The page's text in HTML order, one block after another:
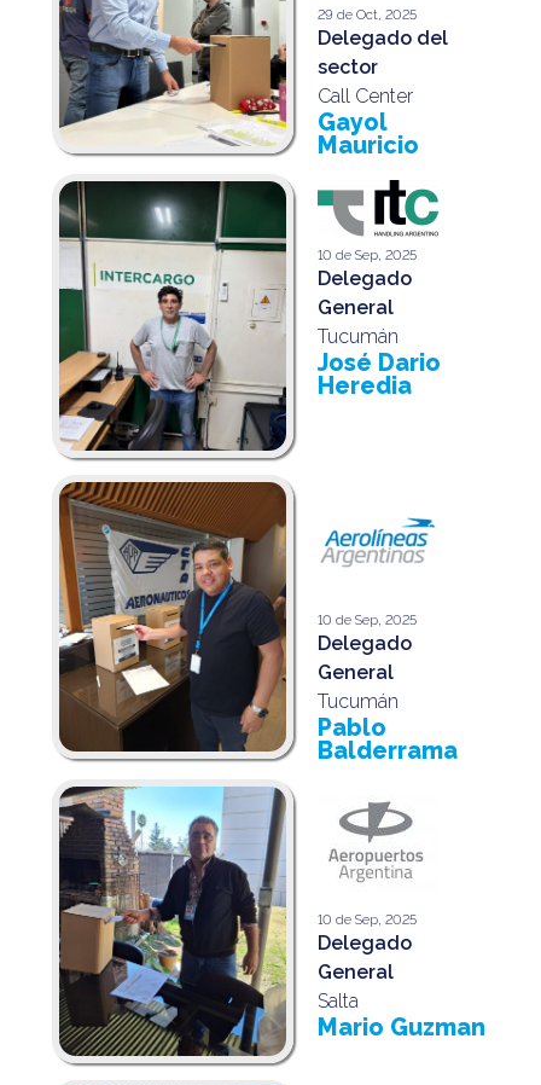
29 de Oct, 2025
Delegado del
sector
Call Center
Gayol
Mauricio
10 de Sep, 2025
Delegado
General
Tucumán
José Dario
Heredia
10 de Sep, 2025
Delegado
General
Tucumán
Pablo
Balderrama
10 de Sep, 2025
Delegado
General
Salta
Mario Guzman